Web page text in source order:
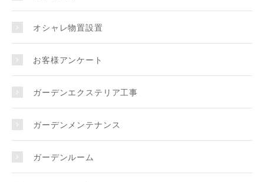
オシャレ物置設置
お客様アンケート
ガーデンエクステリア工事
ガーデンメンテナンス
ガーデンルーム